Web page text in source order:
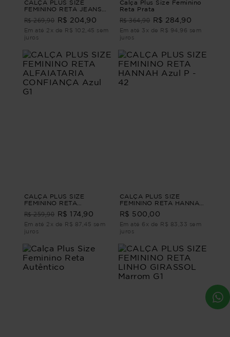
CALÇA PLUS SIZE
FEMININO RETA JEANS
DENGO Azul G
R$ 269,90 R$ 204,90
Em até 2x de R$ 102,45 sem
juros
Calça Plus Size Feminino
Reta Prata
R$ 364,90 R$ 284,90
Em até 3x de R$ 94,96 sem
juros
CALÇA PLUS SIZE
FEMININO RETA
ALFAIATARIA
CONFIANÇA Azul G1
R$ 259,90 R$ 174,90
Em até 2x de R$ 87,45 sem
juros
CALÇA PLUS SIZE
FEMININO RETA HANNAH
Azul P - 42
R$ 500,00
Em até 6x de R$ 83,33 sem
juros